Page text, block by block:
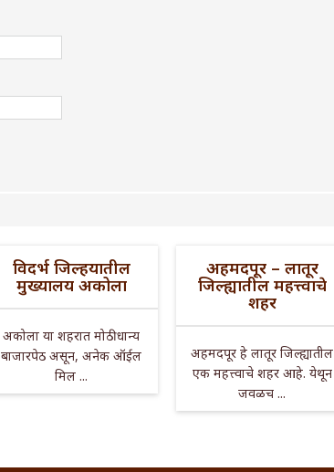
विदर्भ जिल्हयातील
मुख्यालय अकोला
अकोला या शहरात मोठी धान्य
बाजारपेठ असून, अनेक ऑईल
मिल ...
अहमदपूर – लातूर
जिल्ह्यातील महत्त्वाचे
शहर
अहमदपूर हे लातूर जिल्ह्यातील
एक महत्त्वाचे शहर आहे. येथून
जवळच ...